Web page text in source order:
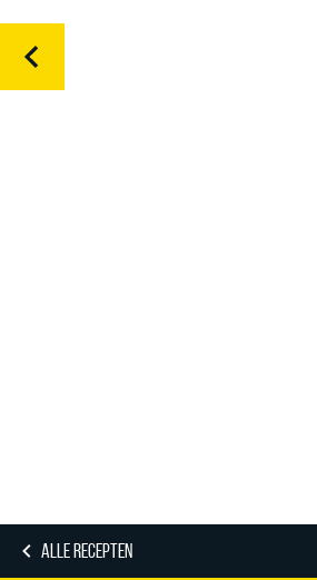
ALLE RECEPTEN